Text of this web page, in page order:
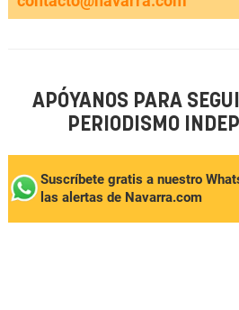
APÓYANOS PARA
PERIODISMO
Suscríbete gratis a nuestro
las alertas de Navarra.com